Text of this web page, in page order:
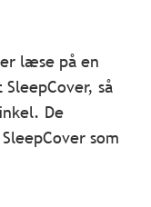
læse på en
så
De
som